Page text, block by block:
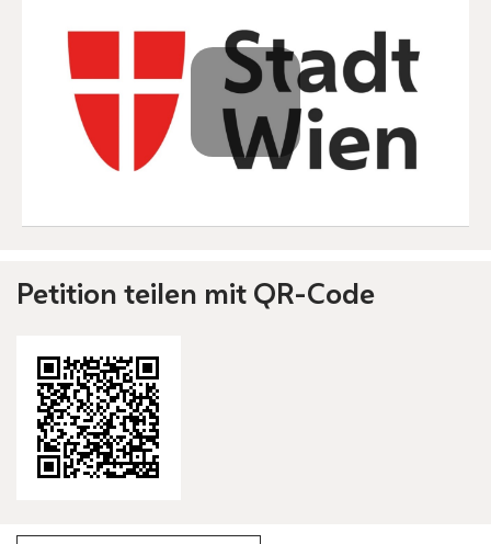
Petition teilen mit QR-Code